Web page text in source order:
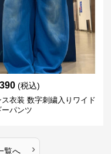
(税込)
ス衣装 数字刺繍入りワイド
ーパンツ
覧へ ›